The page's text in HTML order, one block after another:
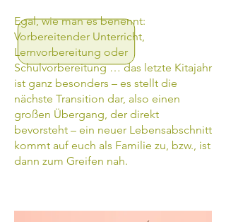
Egal, wie man es benennt:
Vorbereitender Unterricht,
Lernvorbereitung oder
Schulvorbereitung … das letzte Kitajahr
ist ganz besonders – es stellt die
nächste Transition dar, also einen
großen Übergang, der direkt
bevorsteht – ein neuer Lebensabschnitt
kommt auf euch als Familie zu, bzw., ist
dann zum Greifen nah.